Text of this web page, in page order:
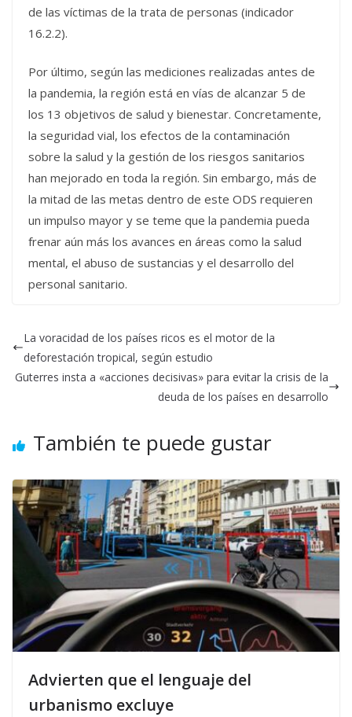
de las víctimas de la trata de personas (indicador
16.2.2).
Por último, según las mediciones realizadas antes de
la pandemia, la región está en vías de alcanzar 5 de
los 13 objetivos de salud y bienestar. Concretamente,
la seguridad vial, los efectos de la contaminación
sobre la salud y la gestión de los riesgos sanitarios
han mejorado en toda la región. Sin embargo, más de
la mitad de las metas dentro de este ODS requieren
un impulso mayor y se teme que la pandemia pueda
frenar aún más los avances en áreas como la salud
mental, el abuso de sustancias y el desarrollo del
personal sanitario.
La voracidad de los países ricos es el motor de la
deforestación tropical, según estudio
Guterres insta a «acciones decisivas» para evitar la crisis de la
deuda de los países en desarrollo
También te puede gustar
Advierten que el lenguaje del
urbanismo excluye